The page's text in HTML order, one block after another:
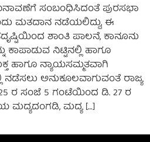
ಸಂಬಂಧಿಸಿದಂತೆ ಪುರಸಭಾ
ಮತದಾನ ನಡೆಯಲಿದ್ದು, ಈ
ಶಾಂತಿ ಪಾಲನೆ, ಕಾನೂನು
ಕಾಪಾಡುವ ನಿಟ್ಟಿನಲ್ಲಿ ಹಾಗೂ
ಹಾಗೂ ನ್ಯಾಯಸಮ್ಮತವಾಗಿ
ಅನುಕೂಲವಾಗುವಂತೆ ರಾಜ್ಯ
ರ ಸಂಜೆ 5 ಗಂಟೆಯಿಂದ ಡಿ. 27 ರ
ಮದ್ಯದಂಗಡಿ, ಮದ್ಯ […]